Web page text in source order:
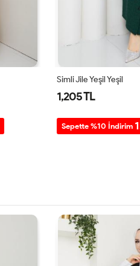
Simli Jile Yeşil Yeşil
1,205 TL
Sepette %10 İndirim